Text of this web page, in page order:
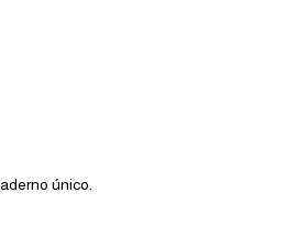
único.